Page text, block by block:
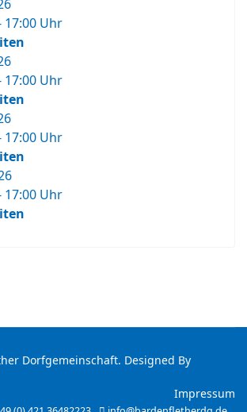
17:00 Uhr
17:00 Uhr
17:00 Uhr
17:00 Uhr
Dorfgemeinschaft. Designed By
Impressum